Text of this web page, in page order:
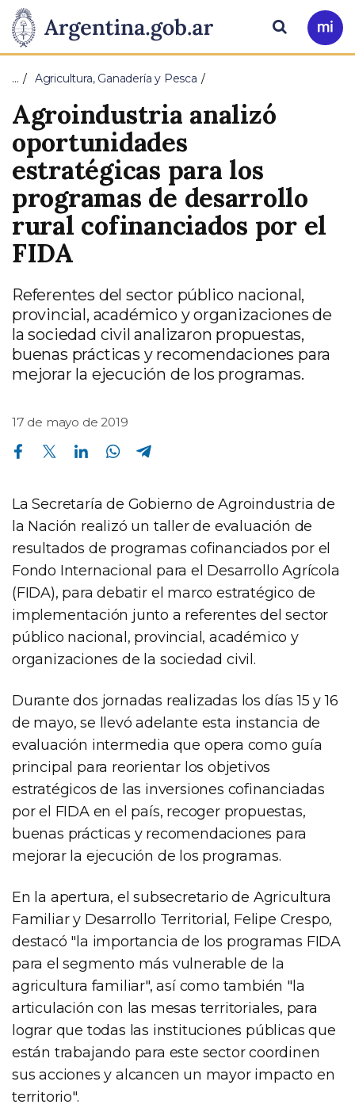
Presidencia
de
Nación
Pasar al contenido principal
Ir
a
Buscar
… Agricultura, Ganadería y Pesca
Agroindustria analizó
oportunidades
estratégicas para los
programas de desarrollo
rural cofinanciados por el
FIDA
Referentes del sector público nacional,
provincial, académico y organizaciones de
la sociedad civil analizaron propuestas,
buenas prácticas y recomendaciones para
mejorar la ejecución de los programas.
17 de mayo de 2019
Compartir en Facebook Compartir en Twitter Compartir en Linkedin Compartir en Whatsapp
La Secretaría de Gobierno de Agroindustria de
la Nación realizó un taller de evaluación de
resultados de programas cofinanciados por el
Fondo Internacional para el Desarrollo Agrícola
(FIDA), para debatir el marco estratégico de
implementación junto a referentes del sector
público nacional, provincial, académico y
organizaciones de la sociedad civil.
Durante dos jornadas realizadas los días 15 y 16
de mayo, se llevó adelante esta instancia de
evaluación intermedia que opera como guía
principal para reorientar los objetivos
estratégicos de las inversiones cofinanciadas
por el FIDA en el país, recoger propuestas,
buenas prácticas y recomendaciones para
mejorar la ejecución de los programas.
En la apertura, el subsecretario de Agricultura
Familiar y Desarrollo Territorial, Felipe Crespo,
destacó "la importancia de los programas FIDA
para el segmento más vulnerable de la
agricultura familiar", así como también "la
articulación con las mesas territoriales, para
lograr que todas las instituciones públicas que
están trabajando para este sector coordinen
sus acciones y alcancen un mayor impacto en
territorio".